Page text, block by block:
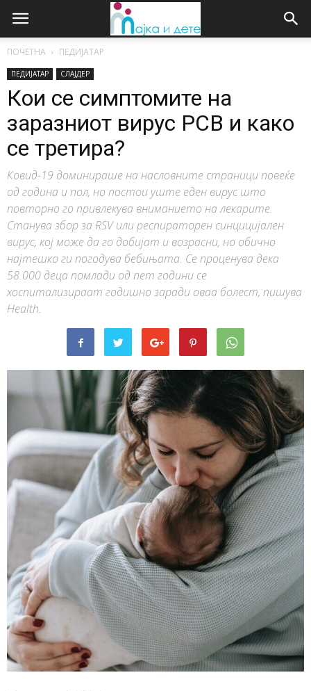
ПОЧЕТНА ПЕДИЈАТАР
ПЕДИЈАТАР СЛАЈДЕР
Кои се симптомите на
заразниот вирус РСВ и како
се третира?
Ковид-19 доминираше на насловните страници повеќе
од година и пол, но постои уште еден вирус што
повторно го привлекува вниманието на лекарите.
Станува збор за RSV или респираторен синцицијален
вирус, кој може да го добијат и возрасни, но обично
најтешко ги погодува бебињата. Се проценува дека
58.000 деца помлади од пет години се
хоспитализираат годишно заради оваа болест, пишува
Health.